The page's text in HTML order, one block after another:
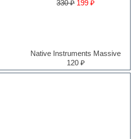
330 ₽ 199 ₽
Native Instruments Massive
120 ₽